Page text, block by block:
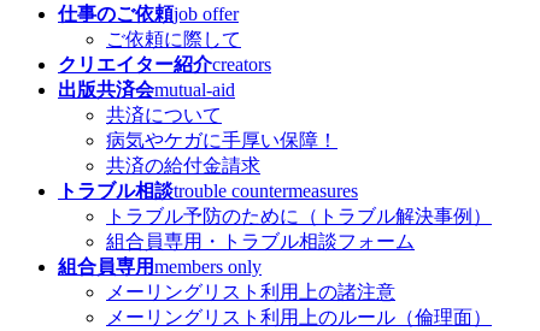
仕事のご依頼job offer
ご依頼に際して
クリエイター紹介creators
出版共済会mutual-aid
共済について
病気やケガに手厚い保障！
共済の給付金請求
トラブル相談trouble countermeasures
トラブル予防のために（トラブル解決事例）
組合員専用・トラブル相談フォーム
組合員専用members only
メーリングリスト利用上の諸注意
メーリングリスト利用上のルール（倫理面）